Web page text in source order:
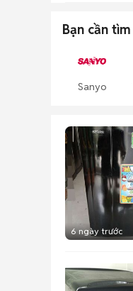
Bạn cần tìm
Sanyo
6 ngày trước